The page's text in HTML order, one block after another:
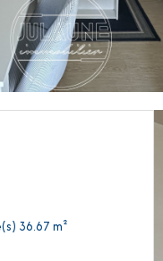
Appartement 2 pièce(s) 1 chambre(s) 36.67 m²